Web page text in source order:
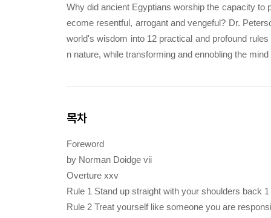
Why did ancient Egyptians worship the capacity to
ecome resentful, arrogant and vengeful? Dr.
world's wisdom into 12 practical and profound
n nature, while transforming and ennobling the
목차
Foreword
by Norman Doidge vii
Overture xxv
Rule 1 Stand up straight with your shoulders back 1
Rule 2 Treat yourself like someone you are